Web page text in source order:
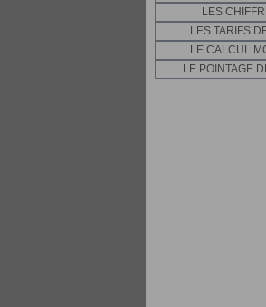
LES
LES TARIFS
LE CALCUL
LE POINTAGE